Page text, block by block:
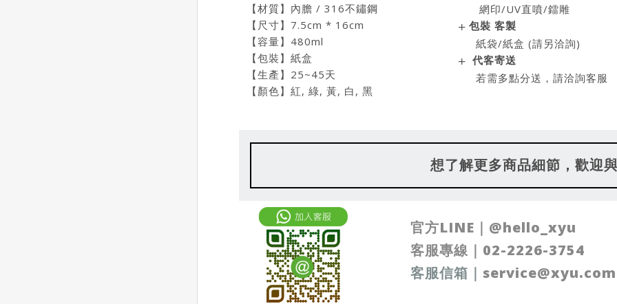
【材質】內膽 / 316不鏽鋼
【尺寸】7.5cm * 16cm
【容量】480ml
【包裝】紙盒
【生產】25~45天
【顏色】紅, 綠, 黃, 白, 黑
網印/UV直噴/鐳雕
包裝 客製
紙袋/紙盒 (請另洽詢)
代客寄送
若需多點分送，請洽詢客服
想了解更多商品細節，歡迎
官方LINE｜ @hello_xyu
客服專線｜ 02-2226-3754
客服信箱 ｜